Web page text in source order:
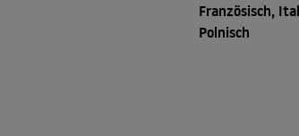
Französisch,
Polnisch